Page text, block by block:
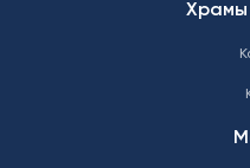
Храмы